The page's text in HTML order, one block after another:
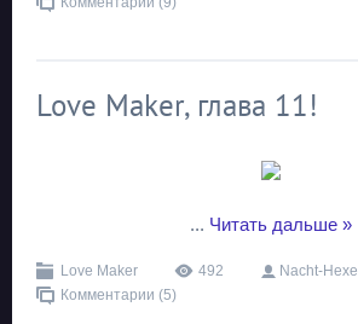
Love Maker, глава 11!
... Читать дальше »
Love Maker 492 Nacht-Hexe
Комментарии (5)